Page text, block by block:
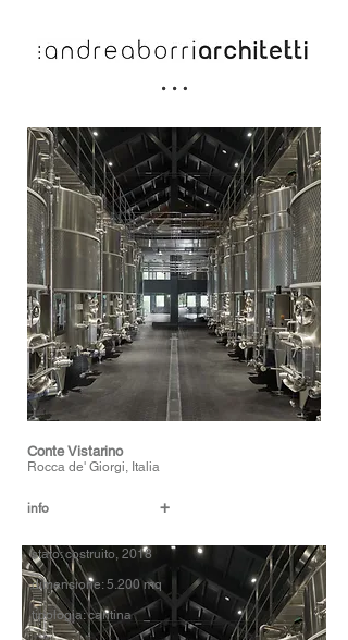
Conte Vistarino
Rocca de' Giorgi, Italia
info +
stato: costruito, 2018
dimensione: 5.200 mq
tipologia: cantina